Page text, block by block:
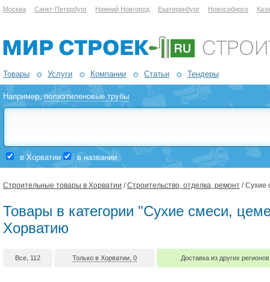
Москва Санкт-Петербург Нижний Новгород Екатеринбург Новосибирск
Товары Услуги Компании Статьи Тендеры
Например,полиэтиленовые трубы
в Хорватии в названии
Строительные товары в Хорватии /Строительство, отделка, ремонт / Сухие
Товары в категории "Сухие смеси,
Хорватию
Все, 112 Только в Хорватии, 0 Доставка из других